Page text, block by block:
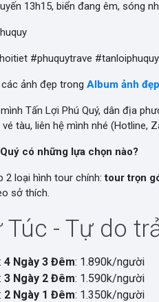
13h15, biển đang êm, sóng
#phuquytrave #tanloiphuquy
ảnh đẹp trong Album ảnh
Tấn Lợi Phú Quý, dân địa
tàu, liên hệ mình nhé (Hotline,
có những lựa chọn nào?
2 loại hình tour chính:tour trọn
sở thích.
Túc - Tự do
4 Ngày 3 Đêm: 1.890k/người
3 Ngày 2 Đêm: 1.590k/người
2 Ngày 1 Đêm: 1.350k/người